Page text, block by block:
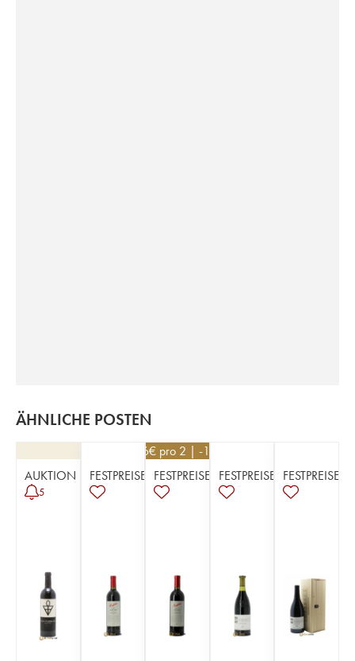
ÄHNLICHE POSTEN
AUKTION
5
FESTPREISE
126€ pro 2 | -10%
FESTPREISE
FESTPREISE FESTPREISE